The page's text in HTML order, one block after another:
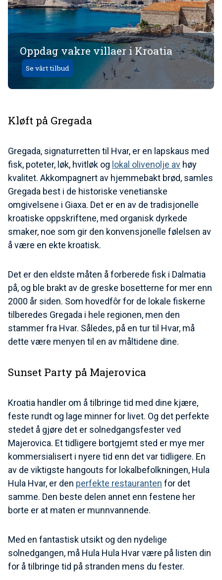
Oppdag vakre villaer i Kroatia
Se vårt tilbud
Kløft på Gregada
Gregada, signaturretten til Hvar, er en lapskaus med
fisk, poteter, løk, hvitløk og lokal olivenolje av høy
kvalitet. Akkompagnert av hjemmebakt brød, samles
Gregada best i de historiske venetianske
omgivelsene i Giaxa. Det er en av de tradisjonelle
kroatiske oppskriftene, med organisk dyrkede
smaker, noe som gir den konvensjonelle følelsen av
å være en ekte kroatisk.
Det er den eldste måten å forberede fisk i Dalmatia
på, og ble brakt av de greske bosetterne for mer enn
2000 år siden. Som hovedfôr for de lokale fiskerne
tilberedes Gregada i hele regionen, men den
stammer fra Hvar. Således, på en tur til Hvar, må
dette være menyen til en av måltidene dine.
Sunset Party på Majerovica
Kroatia handler om å tilbringe tid med dine kjære,
feste rundt og lage minner for livet. Og det perfekte
stedet å gjøre det er solnedgangsfester ved
Majerovica. Et tidligere bortgjemt sted er mye mer
kommersialisert i nyere tid enn det var tidligere. En
av de viktigste hangouts for lokalbefolkningen, Hula
Hula Hvar, er den perfekte restauranten for det
samme. Den beste delen annet enn festene her
borte er at maten er munnvannende.
Med en fantastisk utsikt og den nydelige
solnedgangen, må Hula Hula Hvar være på listen din
for å tilbringe tid på stranden mens du fester.